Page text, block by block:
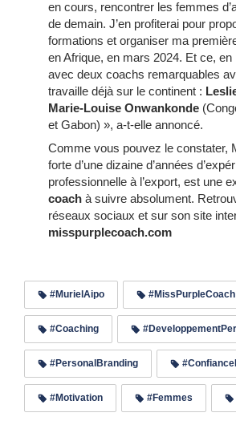
en cours, rencontrer les femmes
de demain. J’en profiterai pour
formations et organiser ma
en Afrique, en mars 2024. Et ce, en
avec deux coachs remarquables
travaille déjà sur le continent :
Marie-Louise Onwankonde
et Gabon) », a-t-elle annoncé.
Comme vous pouvez le constater,
forte d’une dizaine d’années
professionnelle à l’export, est une
coach à suivre absolument.
réseaux sociaux et sur son site
misspurplecoach.com
#MurielAipo #MissPurpleCoach
#Coaching
#PersonalBranding
#Motivation #Femmes